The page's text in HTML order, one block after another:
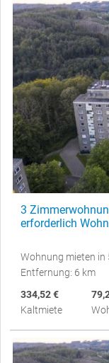
3
erforderlich
Wohnung mieten
Entfernung: 6 km
334,52 €
Kaltmiete